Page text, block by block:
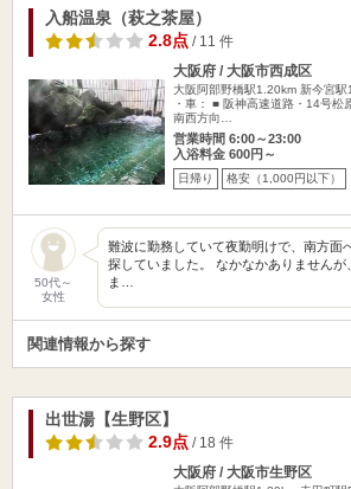
入船温泉（萩之茶屋）
2.8点/ 11 件
大阪府 / 大阪市西成区
大阪阿部野橋駅1.20km 新今宮駅
・車： ■ 阪神高速道路・14号松
南西方向…
営業時間 6:00～23:00
入浴料金 600円～
日帰り 格安（1,000円以下）
50代～
女性
難波に勤務していて夜勤明けで、南方面
探していました。 なかなかありませんが
ま…
関連情報から探す
出世湯【生野区】
2.9点/ 18 件
大阪府 / 大阪市生野区